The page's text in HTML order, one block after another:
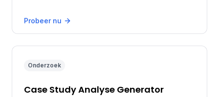
Probeer nu
Onderzoek
Case Study Analyse Generator